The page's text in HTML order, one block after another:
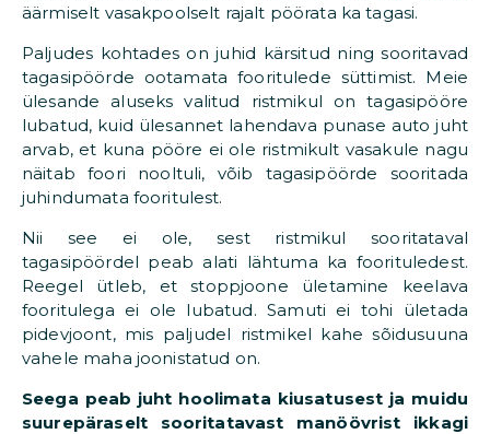
äärmiselt vasakpoolselt rajalt pöörata ka tagasi.
Paljudes kohtades on juhid kärsitud ning sooritavad
tagasipöörde ootamata fooritulede süttimist. Meie
ülesande aluseks valitud ristmikul on tagasipööre
lubatud, kuid ülesannet lahendava punase auto juht
arvab, et kuna pööre ei ole ristmikult vasakule nagu
näitab foori nooltuli, võib tagasipöörde sooritada
juhindumata fooritulest.
Nii see ei ole, sest ristmikul sooritataval
tagasipöördel peab alati lähtuma ka foorituledest.
Reegel ütleb, et stoppjoone ületamine keelava
fooritulega ei ole lubatud. Samuti ei tohi ületada
pidevjoont, mis paljudel ristmikel kahe sõidusuuna
vahele maha joonistatud on.
Seega peab juht hoolimata kiusatusest ja muidu
suurepäraselt sooritatavast manöövrist ikkagi